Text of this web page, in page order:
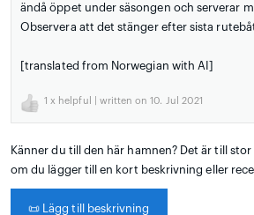
ändå öppet under säsongen och serverar
Observera att det stänger efter sista
[translated from Norwegian with AI]
1 x helpful | written on 10. Jul 2021
Känner du till den här hamnen? Det är till
om du lägger till en kort beskrivning eller
📜 Lägg till beskrivning